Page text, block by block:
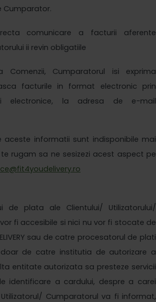
Cumparator.
comunicare a facturii aferente
ii revin obligatiile
Comenzii, Cumparatorul isi exprima
facturile in format electronic prin
electronice, la adresa de e-mail
aceste informatii sunt indisponibile mai
rugam sa ne sesizezi acest aspect pe
de plata ale Clientului/ Utilizatorului/
fi accesibile si nici nu vor fi stocate de
sau de catre procesatorul de plati
de catre institutia de autorizare a
entitate autorizata sa presteze servicii
identificare a cardului, despre a carei
Cumparatorul va fi informat,